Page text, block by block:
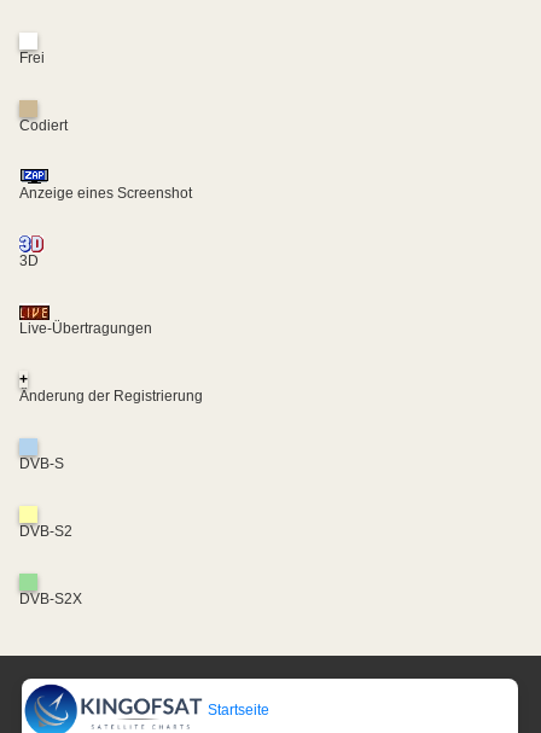
Frei
Codiert
Anzeige eines Screenshot
3D
Live-Übertragungen
+
Änderung der Registrierung
DVB-S
DVB-S2
DVB-S2X
Startseite